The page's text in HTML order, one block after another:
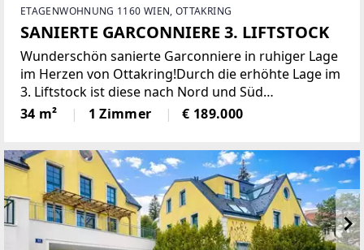
ETAGENWOHNUNG 1160 WIEN, OTTAKRING
SANIERTE GARCONNIERE 3. LIFTSTOCK
Wunderschön sanierte Garconniere in ruhiger Lage
im Herzen von Ottakring!Durch die erhöhte Lage im
3. Liftstock ist diese nach Nord und Süd
ausgerichtete Wohnung sehr hell und bietet eine
angenehme Wohnatmosphäre. Sie verfügt über
34 m² 1 Zimmer € 189.000